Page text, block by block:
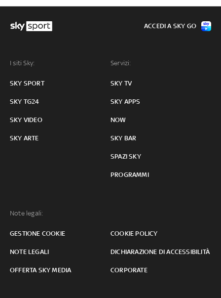
I siti Sky:
SKY SPORT
SKY TG24
SKY VIDEO
SKY ARTE
Servizi:
SKY TV
SKY APPS
NOW
SKY BAR
SPAZI SKY
PROGRAMMI
Note legali:
GESTIONE COOKIE COOKIE POLICY
NOTE LEGALI DICHIARAZIONE DI ACCESSIBILITÀ
OFFERTA SKY MEDIA CORPORATE
ACCEDI A SKY GO